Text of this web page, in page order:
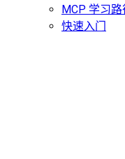
MCP 学习
快速入门